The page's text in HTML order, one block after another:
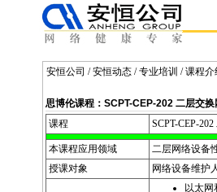
安恒公司 /安恒动态 /专业培训 /课程介
思博伦课程：SCPT-CEP-202 二层交换
课程
SCPT-CEP-
本课程应用领域
二层网络设备
授课对象
网络设备维护
以太网